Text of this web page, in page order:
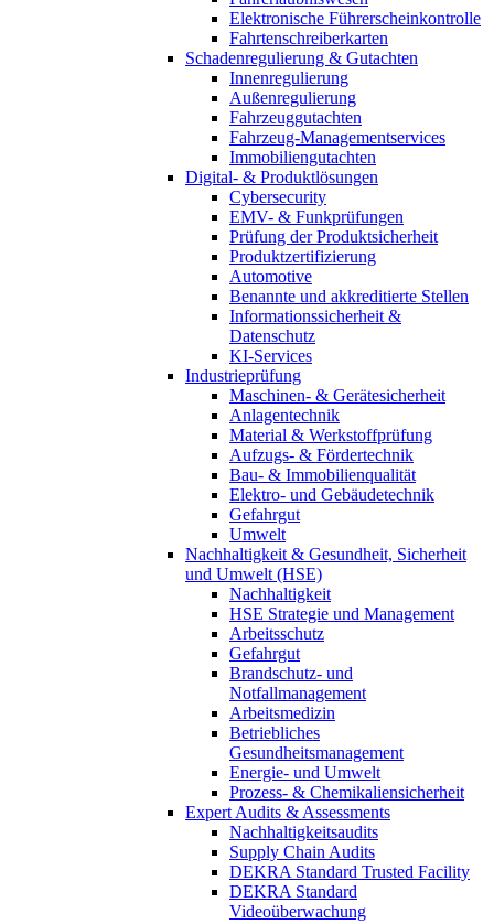
Elektronische Führerscheinkontrolle
Fahrtenschreiberkarten
Schadenregulierung & Gutachten
Innenregulierung
Außenregulierung
Fahrzeuggutachten
Fahrzeug-Managementservices
Immobiliengutachten
Digital- & Produktlösungen
Cybersecurity
EMV- & Funkprüfungen
Prüfung der Produktsicherheit
Produktzertifizierung
Automotive
Benannte und akkreditierte Stellen
Informationssicherheit &
Datenschutz
KI-Services
Industrieprüfung
Maschinen- & Gerätesicherheit
Anlagentechnik
Material & Werkstoffprüfung
Aufzugs- & Fördertechnik
Bau- & Immobilienqualität
Elektro- und Gebäudetechnik
Gefahrgut
Umwelt
Nachhaltigkeit & Gesundheit, Sicherheit
und Umwelt (HSE)
Nachhaltigkeit
HSE Strategie und Management
Arbeitsschutz
Gefahrgut
Brandschutz- und
Notfallmanagement
Arbeitsmedizin
Betriebliches
Gesundheitsmanagement
Energie- und Umwelt
Prozess- & Chemikaliensicherheit
Expert Audits & Assessments
Nachhaltigkeitsaudits
Supply Chain Audits
DEKRA Standard Trusted Facility
DEKRA Standard
Videoüberwachung